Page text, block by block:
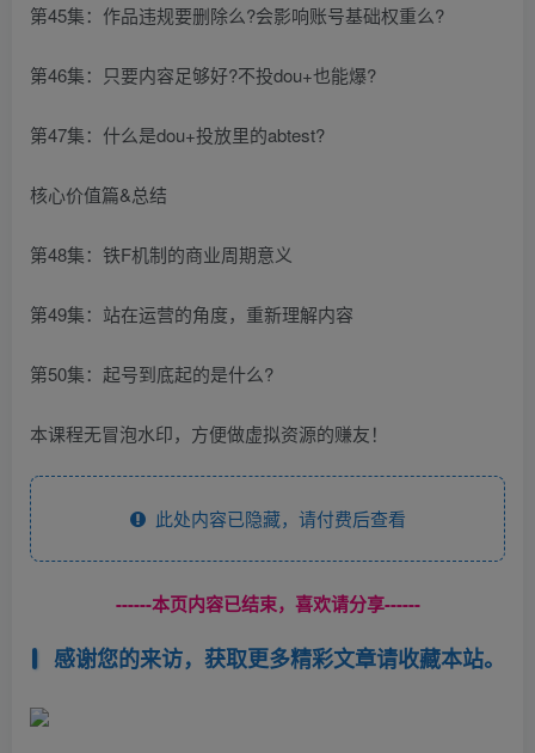
第45集：作品违规要删除么?会影响账号基础权重么?
第46集：只要内容足够好?不投dou+也能爆?
第47集：什么是dou+投放里的abtest?
核心价值篇&总结
第48集：铁F机制的商业周期意义
第49集：站在运营的角度，重新理解内容
第50集：起号到底起的是什么?
本课程无冒泡水印，方便做虚拟资源的赚友！
此处内容已隐藏，请付费后查看
------本页内容已结束，喜欢请分享------
感谢您的来访，获取更多精彩文章请收藏本站。